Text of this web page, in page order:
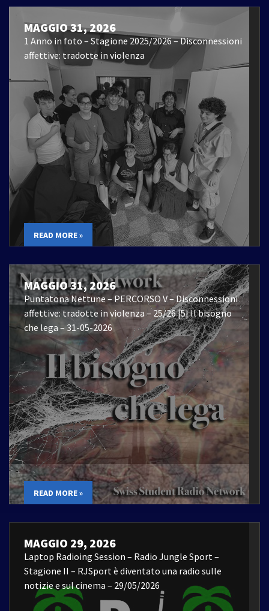
MAGGIO 31, 2026
1 Anno in foto – Stagione 2025/2026 – Disconnessioni
affettive: tradotte in violenza
READ MORE »
MAGGIO 31, 2026
Puntatona Nettune – PERCORSO V – Disconnessioni
affettive: tradotte in violenza – 25/26 |5| Il bisogno
che lega – 31-05-2026
READ MORE »
MAGGIO 29, 2026
Laptop Radioing Session – Radio Jungle Sport –
Stagione II – RJSport è diventato una radio sulle
notizie e sul cinema – 29/05/2026